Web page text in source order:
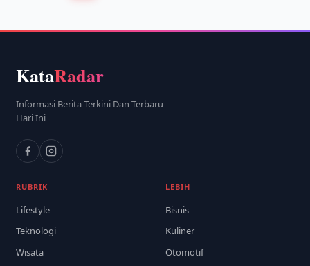
KataRadar
Informasi Berita Terkini Dan Terbaru
Hari Ini
RUBRIK
Lifestyle
Teknologi
Wisata
LEBIH
Bisnis
Kuliner
Otomotif